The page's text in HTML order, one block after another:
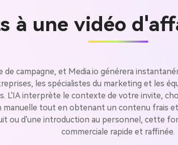
à une vidéo
de campagne, et Media.io générera
les spécialistes du marketing et les
L'IA interprète le contexte de votre invite,
manuelle tout en obtenant un contenu frais
ou d'une introduction au personnel, cette
commerciale rapide et raffinée.
à
Créer